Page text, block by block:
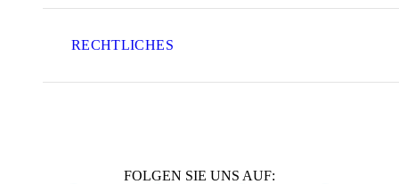
RECHTLICHES
FOLGEN SIE UNS AUF: